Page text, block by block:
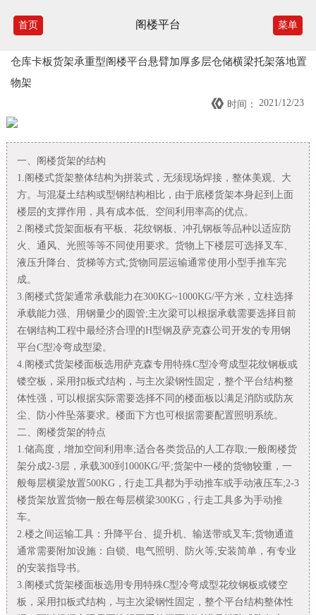
首页 阁楼平台 菜单
仓库卡板货架承重型阁楼平台悬臂加厚多层仓储横梁托架落地置
物架
 时间： 2021/12/23
一、阁楼货架的结构
1.阁楼式货架整体结构为拼装式，无须现场焊接，整体美观、大
方。与混凝土结构或型钢结构相比，由于底楼货架本身起到上面
楼层的支撑作用，具有成本低、空间利用率高的优点。
2.阁楼式货架面板有平板、花纹钢板、冲孔钢板等品种以适应防
火、通风、光照等等不同使用要求。货物上下楼层可选择叉车、
液压升降台、货梯等方式;货物同层运输通常使用小型手推车完
成。
3.阁楼式货架通常承载能力在300KG~1000KG/平方米，立柱选择
承载能力强、用钢量少的圆管;主次梁可以根据承载需要选择目前
在钢结构工程中最经济合理的H型钢及萨克森公司开发的专用钢
平台C型冷弯成型梁。
4.阁楼式货架楼面板选用萨克森专用特殊C型冷弯成型花纹钢板或
镂空板，采用扣板式结构，与主次梁钢性固定，整个平台结构整
体性强，可以根据实际需要选择不同的楼面板以满足消防或防灰
尘、防小件坠落要求。楼面下方也可根据需要配置照明系统。
二、阁楼货架的特点
1.储高度，增加空间利用率;适合各类货品的人工存取;一般阁楼货
架分成2-3层，承载300到1000KG/平;货架中一楼的货物较重，一
般每层横梁放置500KG，行走工具都为手动推车或手动液压车;2-3
楼货架放置货物一般在每层横梁300KG，行走工具多为手动推
车。
2.楼之间运输工具：升降平台、提升机、输送带或叉车;货物通道
通常需要附加设施：自锁、电气照明、防火等;安装简单，有专业
的安装指导书。
3.阁楼式货架楼面板选用专用特殊C型冷弯成型花纹钢板或镂空
板，采用扣板式结构，与主次梁钢性固定，整个平台结构整体性